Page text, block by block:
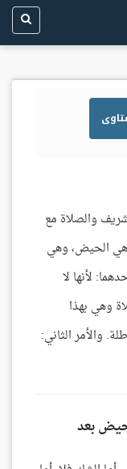
والصلاة مع
وهي الحيض، وهي
لأنها لا
وهي بهذا
والأمر الثاني:
بعد